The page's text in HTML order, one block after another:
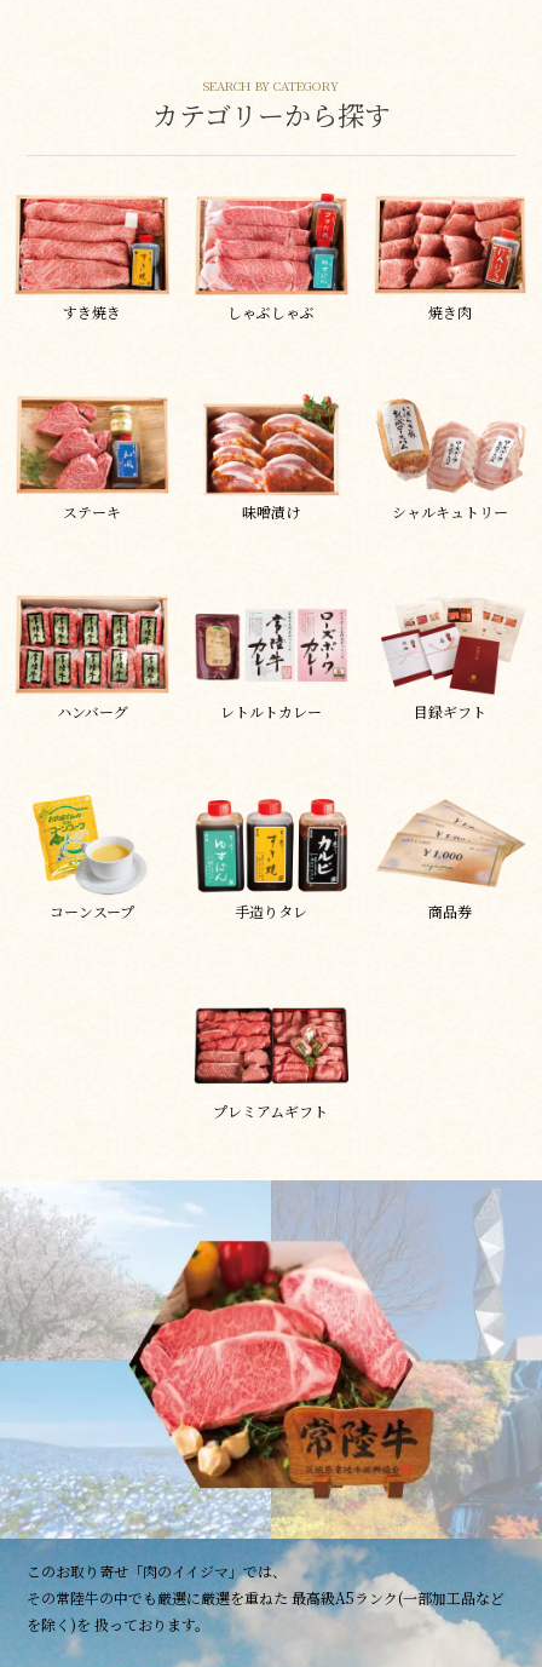
SEARCH BY CATEGORY
カテゴリーから探す
すき焼き しゃぶしゃぶ 焼き肉
ステーキ 味噌漬け シャルキュトリー
ハンバーグ レトルトカレー 目録ギフト
コーンスープ 手造りタレ 商品券
プレミアムギフト
このお取り寄せ「肉のイイジマ」では、
その常陸牛の中でも厳選に厳選を重ねた 最高級A5ランク(一部加工品など
を除く)を 扱っております。